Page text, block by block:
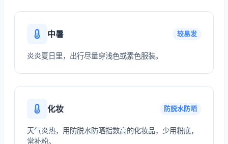
中暑 较易发
炎炎夏日里，出行尽量穿浅色或素色服装。
化妆 防脱水防晒
天气炎热，用防脱水防晒指数高的化妆品，少用粉底，
常补粉。